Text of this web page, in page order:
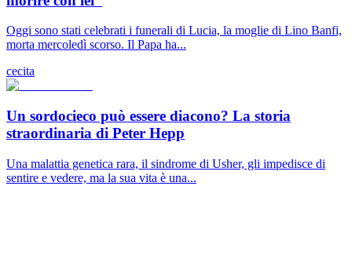
Oggi sono stati celebrati i funerali di Lucia, la moglie di Lino Banfi,
morta mercoledì scorso. Il Papa ha...
cecita
Un sordocieco può essere diacono? La storia
straordinaria di Peter Hepp
Una malattia genetica rara, il sindrome di Usher, gli impedisce di
sentire e vedere, ma la sua vita è una...